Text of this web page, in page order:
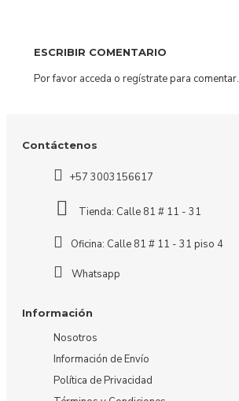
ESCRIBIR COMENTARIO
Por favor acceda o regístratepara comentar.
Contáctenos
+57 3003156617
Tienda: Calle 81 # 11 - 31
Oficina: Calle 81 # 11 - 31 piso 4
Whatsapp
Información
Nosotros
Información de Envío
Política de Privacidad